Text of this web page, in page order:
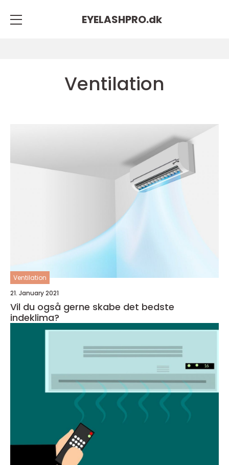
EYELASHPRO.dk
Ventilation
Ventilation
21. January 2021
Vil du også gerne skabe det bedste
indeklima?